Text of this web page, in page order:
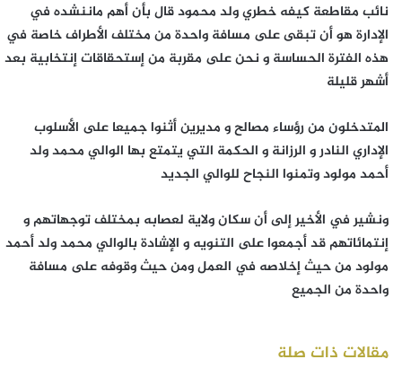
نائب مقاطعة كيفه خطري ولد محمود قال بأن أهم ماننشده في
الإدارة هو أن تبقى على مسافة واحدة من مختلف الأطراف خاصة في
هذه الفترة الحساسة و نحن على مقربة من إستحقاقات إنتخابية بعد
أشهر قليلة
المتدخلون من رؤساء مصالح و مديرين أثنوا جميعا على الأسلوب
الإداري النادر و الرزانة و الحكمة التي يتمتع بها الوالي محمد ولد
أحمد مولود وتمنوا النجاح للوالي الجديد
ونشير في الأخير إلى أن سكان ولاية لعصابه بمختلف توجهاتهم و
إنتمائاتهم قد أجمعوا على التنويه و الإشادة بالوالي محمد ولد أحمد
مولود من حيث إخلاصه في العمل ومن حيث وقوفه على مسافة
واحدة من الجميع
مقالات ذات صلة